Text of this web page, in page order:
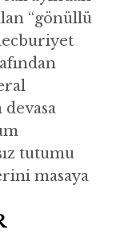
“gönüllü
devasa
tutumu
masaya